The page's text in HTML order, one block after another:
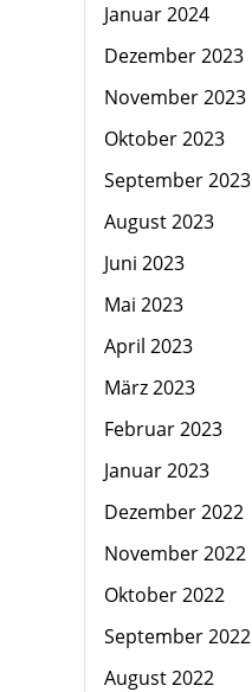
Januar 2024
Dezember 2023
November 2023
Oktober 2023
September 2023
August 2023
Juni 2023
Mai 2023
April 2023
März 2023
Februar 2023
Januar 2023
Dezember 2022
November 2022
Oktober 2022
September 2022
August 2022